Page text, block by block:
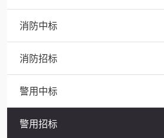
消防中标
消防招标
警用中标
警用招标